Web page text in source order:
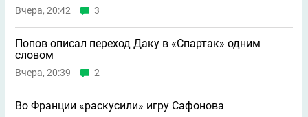
Вчера, 20:42 3
Попов описал переход Даку в «Спартак» одним
словом
Вчера, 20:39 2
Во Франции «раскусили» игру Сафонова